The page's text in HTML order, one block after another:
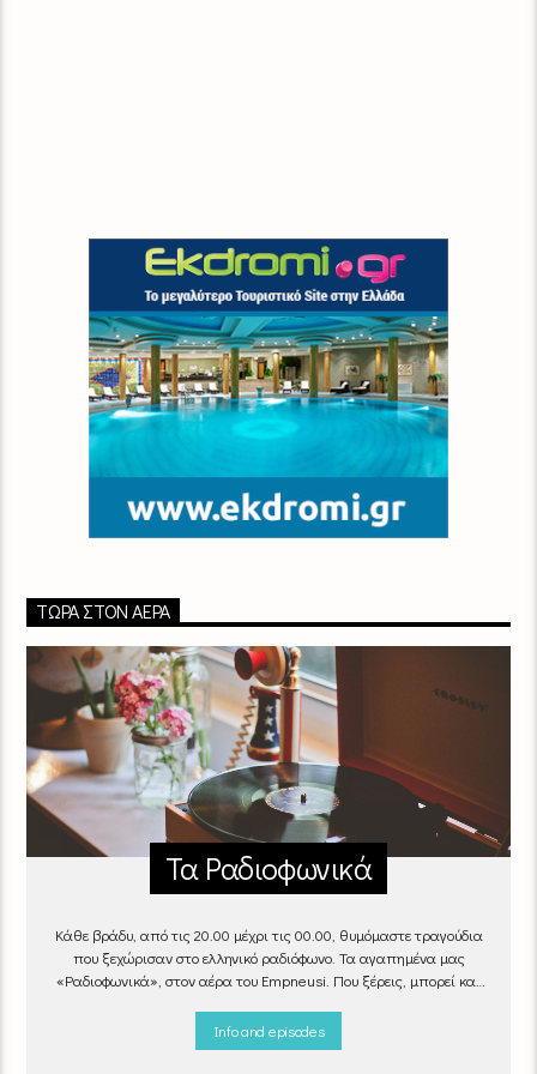
ΤΏΡΑ ΣΤΟΝ ΑΈΡΑ
Τα Ραδιοφωνικά
Κάθε βράδυ, από τις 20.00 μέχρι τις 00.00, θυμόμαστε τραγούδια
που ξεχώρισαν στο ελληνικό ραδιόφωνο. Τα αγαπημένα μας
«Ραδιοφωνικά», στον αέρα του Empneusi. Που ξέρεις, μπορεί και
:00 – 00:00στονEmpneusi 107 FM
Info and episodes